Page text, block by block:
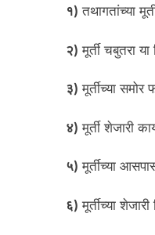
१) तथागतांच्या
२) मूर्ती चबुतरा
३) मूर्तीच्या
४) मूर्ती शेजारी
५) मूर्तीच्या
६) मूर्तीच्या शेजारी